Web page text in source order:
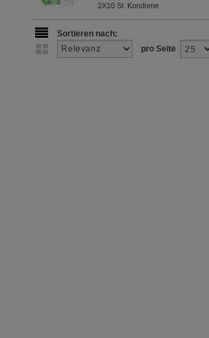
2X10St Kondome
Sortieren nach:
pro Seite